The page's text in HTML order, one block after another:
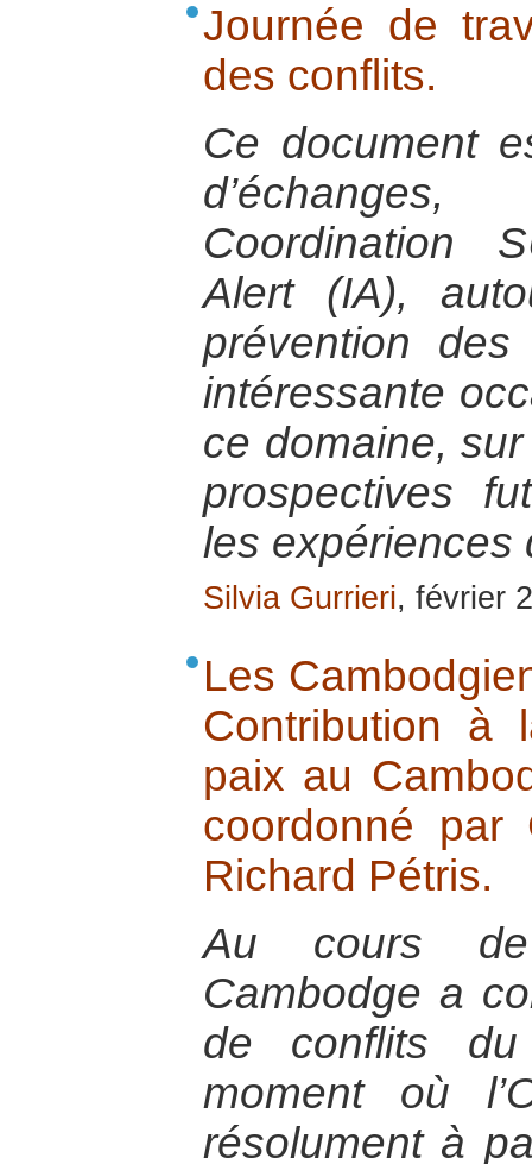
Journée de
des conflits.
Ce document
Coordination
Alert (IA),
prévention
intéressante
ce domaine,
prospectives
les expériences
Silvia Gurrieri, février
Les
Contribution à
paix au
coordonné par
Richard Pétris.
Au cours
Cambodge a
de conflits
moment où
résolument à